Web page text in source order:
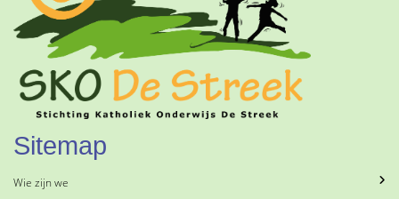
Sitemap
Wie zijn we